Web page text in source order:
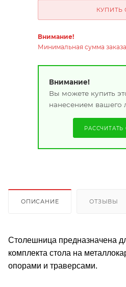
КУПИТЬ
Внимание!
Минимальная сумма
Внимание!
Вы можете купить
нанесением вашего
ОПИСАНИЕ ОТЗЫВЫ
Столешница предназначена
комплекта стола на
опорами и траверсами.